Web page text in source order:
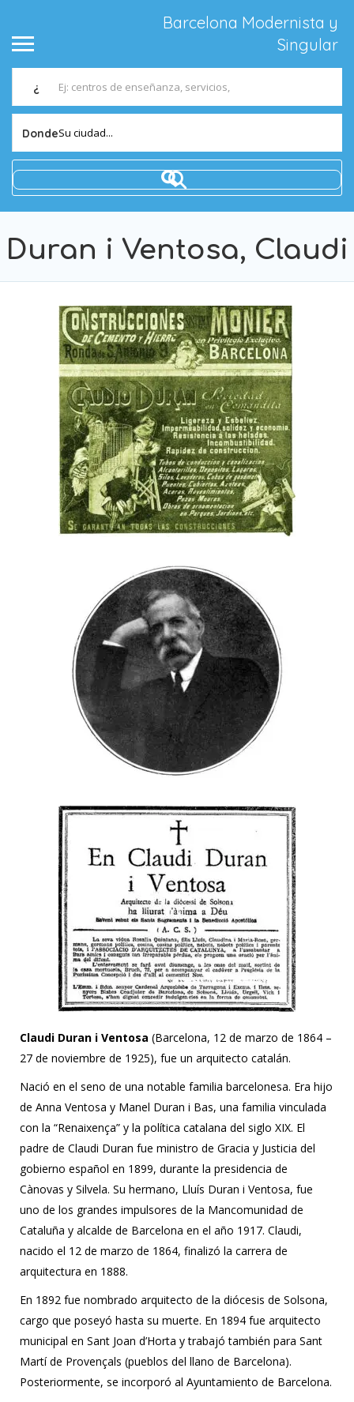
Barcelona Modernista y
Singular
¿
DondeSu ciudad...
Duran i Ventosa, Claudi
Claudi Duran i Ventosa (Barcelona, 12 de marzo de 1864 –
27 de noviembre de 1925), fue un arquitecto catalán.
Nació en el seno de una notable familia barcelonesa. Era hijo
de Anna Ventosa y Manel Duran i Bas, una familia vinculada
con la “Renaixença” y la política catalana del siglo XIX. El
padre de Claudi Duran fue ministro de Gracia y Justicia del
gobierno español en 1899, durante la presidencia de
Cànovas y Silvela. Su hermano, Lluís Duran i Ventosa, fue
uno de los grandes impulsores de la Mancomunidad de
Cataluña y alcalde de Barcelona en el año 1917. Claudi,
nacido el 12 de marzo de 1864, finalizó la carrera de
arquitectura en 1888.
En 1892 fue nombrado arquitecto de la diócesis de Solsona,
cargo que poseyó hasta su muerte. En 1894 fue arquitecto
municipal en Sant Joan d’Horta y trabajó también para Sant
Martí de Provençals (pueblos del llano de Barcelona).
Posteriormente, se incorporó al Ayuntamiento de Barcelona.